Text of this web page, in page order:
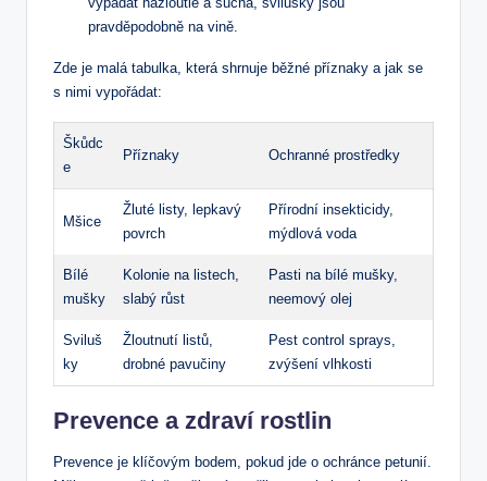
pravděpodobně na vině.
Zde je malá tabulka, která shrnuje běžné příznaky a jak se
s nimi vypořádat:
Škůdc
e
Příznaky Ochranné prostředky
Mšice
Žluté listy, lepkavý
povrch
Přírodní insekticidy,
mýdlová voda
Bílé
mušky
Kolonie na listech,
slabý růst
Pasti na bílé mušky,
neemový olej
Sviluš
ky
Žloutnutí listů,
drobné pavučiny
Pest control sprays,
zvýšení vlhkosti
Prevence a zdraví rostlin
Prevence je klíčovým bodem, pokud jde o ochránce petunií.